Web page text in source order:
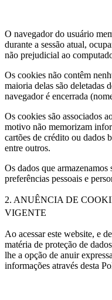
O navegador do usuário
durante a sessão atual,
não prejudicial ao
Os cookies não contêm
maioria delas são deletadas
navegador é encerrada
Os cookies são associados
motivo não memorizam
cartões de crédito ou dados
entre outros.
Os dados que armazenamos
preferências pessoais e
2. ANUÊNCIA DE
VIGENTE
Ao acessar este website, e
matéria de proteção de
lhe a opção de anuir
informações através desta